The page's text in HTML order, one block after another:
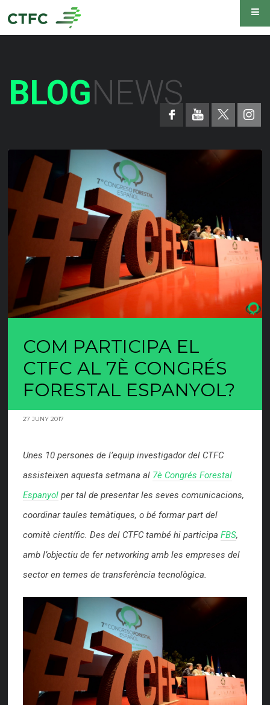
BLOGNEWS
COM PARTICIPA EL
CTFC AL 7È CONGRÉS
FORESTAL ESPANYOL?
27 JUNY 2017
Unes 10 persones de l’equip investigador del CTFC
assisteixen aquesta setmana al 7è Congrés Forestal
Espanyol per tal de presentar les seves comunicacions,
coordinar taules temàtiques, o bé formar part del
comitè científic. Des del CTFC també hi participa FBS,
amb l’objectiu de fer networking amb les empreses del
sector en temes de transferència tecnològica.